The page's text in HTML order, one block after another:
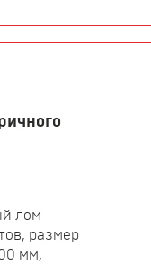
лом
размер
мм,